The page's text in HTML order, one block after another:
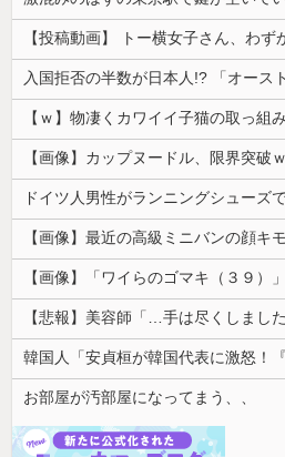
【ｗ】物凄くカワイイ子猫の取っ組
【画像】カップヌードル、限界突破
【画像】最近の高級ミニバンの顔キ
【画像】「ワイらのゴマキ（３９）」
【悲報】美容師「…手は尽くしま
お部屋が汚部屋になってまう、、